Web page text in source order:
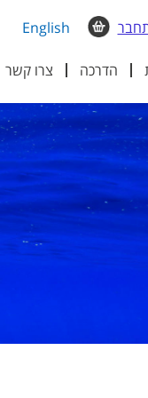
English
הדרכה צרו קשר